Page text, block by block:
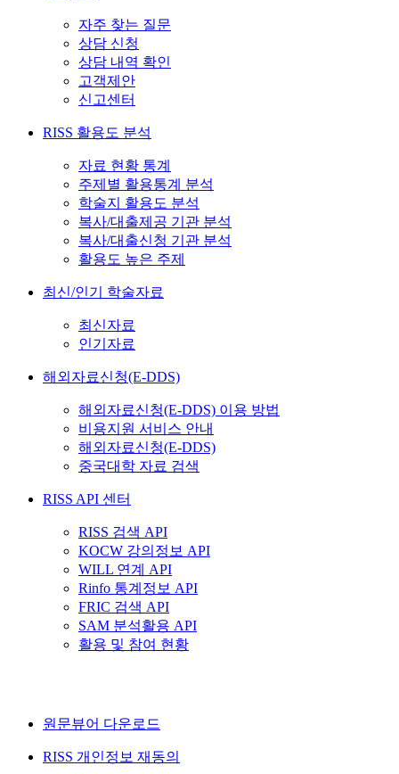
자주 찾는 질문
상담 신청
상담 내역 확인
고객제안
신고센터
RISS 활용도 분석
자료 현황 통계
주제별 활용통계 분석
학술지 활용도 분석
복사/대출제공 기관 분석
복사/대출신청 기관 분석
활용도 높은 주제
최신/인기 학술자료
최신자료
인기자료
해외자료신청(E-DDS)
해외자료신청(E-DDS) 이용 방법
비용지원 서비스 안내
해외자료신청(E-DDS)
중국대학 자료 검색
RISS API 센터
RISS 검색 API
KOCW 강의정보 API
WILL 연계 API
Rinfo 통계정보 API
FRIC 검색 API
SAM 분석활용 API
활용 및 참여 현황
원문뷰어 다운로드
RISS 개인정보 재동의